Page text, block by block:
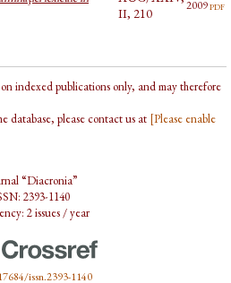
II, 210
2009pdf
indexed publications only, and may therefore
database, please contact us at [Please enable
“Diacronia”
2393-1140
2 issues / year
issn.2393-1140